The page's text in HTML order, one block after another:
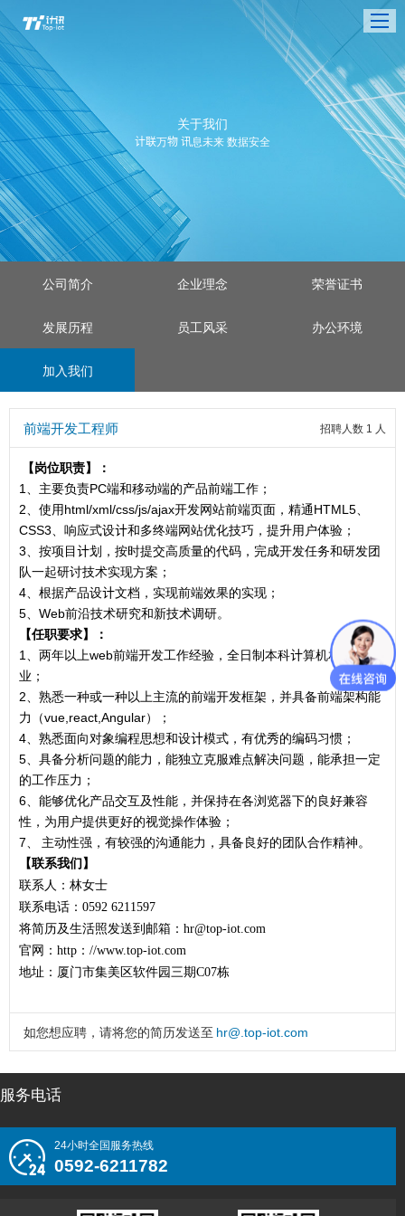
关于我们
计联万物 讯息未来 数据安全
公司简介 企业理念 荣誉证书
发展历程 员工风采 办公环境
加入我们
前端开发工程师 招聘人数 1 人
【岗位职责】：
1、主要负责PC端和移动端的产品前端工作；
2、使用html/xml/css/js/ajax开发网站前端页面，精通HTML5、
CSS3、响应式设计和多终端网站优化技巧，提升用户体验；
3、按项目计划，按时提交高质量的代码，完成开发任务和研发团
队一起研讨技术实现方案；
4、根据产品设计文档，实现前端效果的实现；
5、Web前沿技术研究和新技术调研。
【任职要求】：
1、两年以上web前端开发工作经验，全日制本科计算机相关专
业；
2、熟悉一种或一种以上主流的前端开发框架，并具备前端架构能
力（vue,react,Angular）；
4、熟悉面向对象编程思想和设计模式，有优秀的编码习惯；
5、具备分析问题的能力，能独立克服难点解决问题，能承担一定
的工作压力；
6、能够优化产品交互及性能，并保持在各浏览器下的良好兼容
性，为用户提供更好的视觉操作体验；
7、 主动性强，有较强的沟通能力，具备良好的团队合作精神。
【联系我们】
联系人：林女士
联系电话： 0592 6211597
将简历及生活照发送到邮箱： hr@top-iot.com
官网： http：//www.top-iot.com
地址：厦门市集美区软件园三期C07栋
如您想应聘，请将您的简历发送至 hr@.top-iot.com
服务电话
24小时全国服务热线
0592-6211782